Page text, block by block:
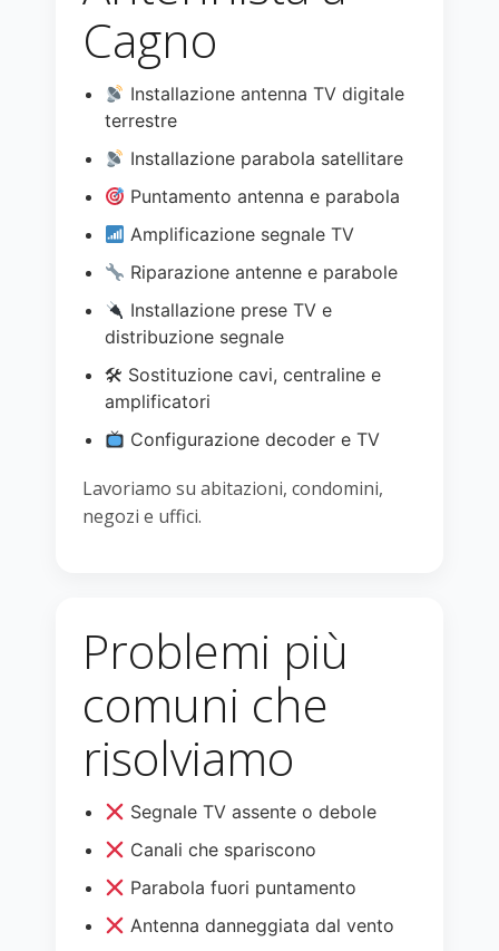
Cagno
Installazione antenna TV digitale
terrestre
Installazione parabola satellitare
Puntamento antenna e parabola
Amplificazione segnale TV
Riparazione antenne e parabole
Installazione prese TV e
distribuzione segnale
🛠 Sostituzione cavi, centraline e
amplificatori
Configurazione decoder e TV
Lavoriamo su abitazioni, condomini,
negozi e uffici.
Problemi più
comuni che
risolviamo
Segnale TV assente o debole
Canali che spariscono
Parabola fuori puntamento
Antenna danneggiata dal vento